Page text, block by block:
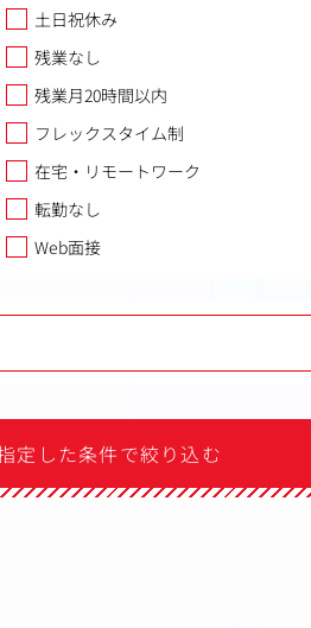
土日祝休み
残業なし
残業月20時間以内
フレックスタイム制
在宅・リモートワーク
転勤なし
Web面接
定した条件で絞り込む